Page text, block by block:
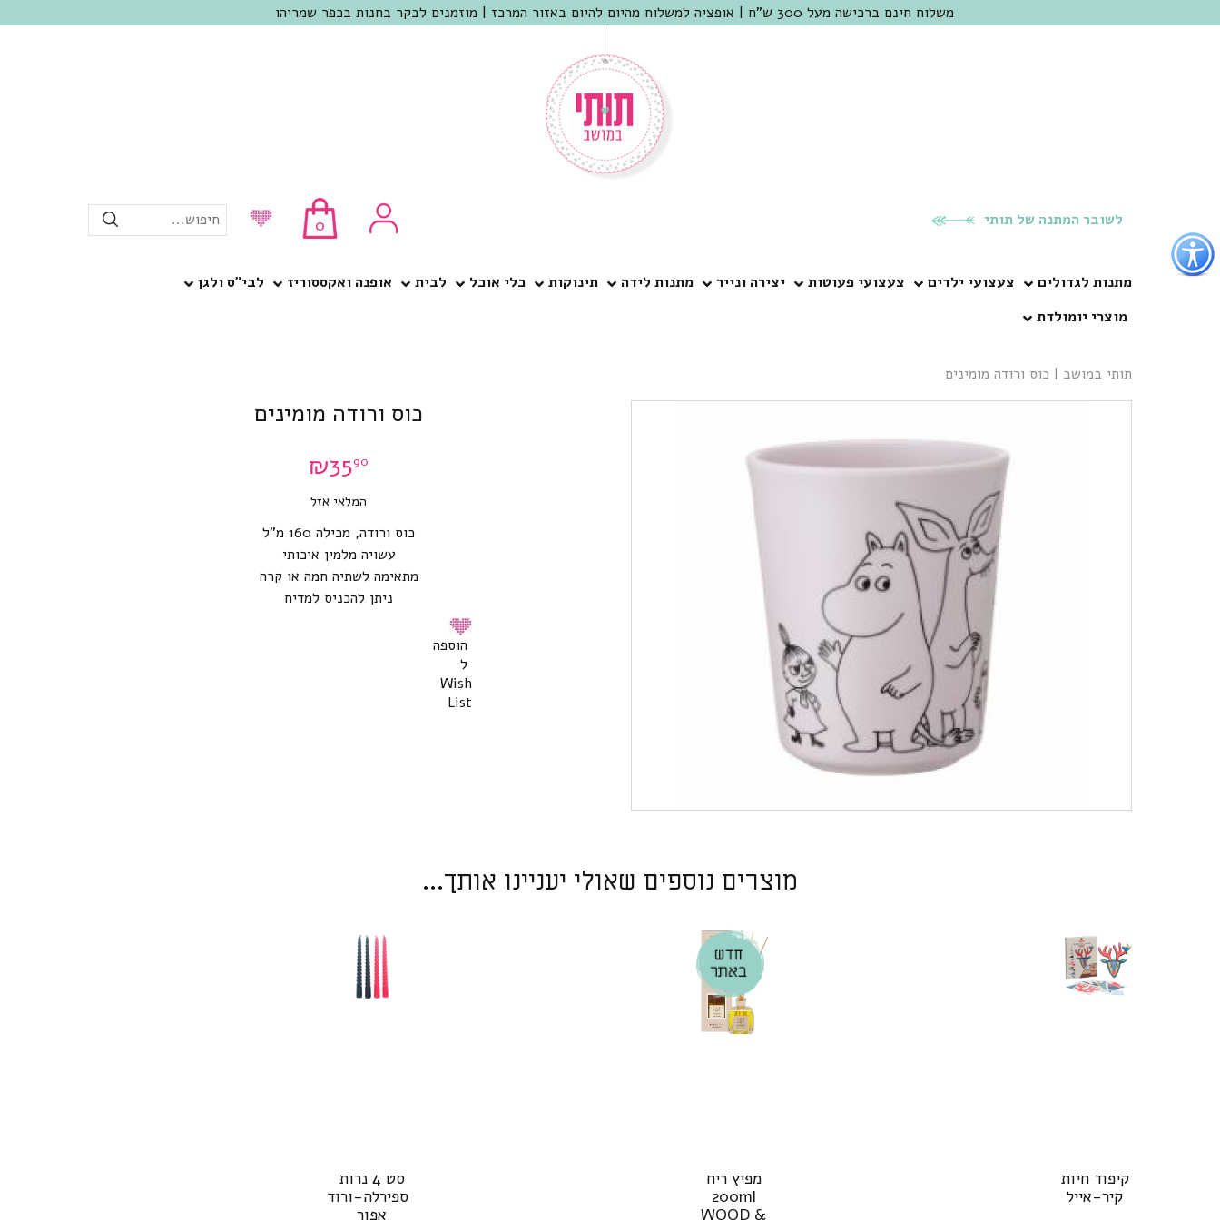
כפתור
לפתיחת
תפריט
נגישות
משלוח חינם ברכישה מעל 300 ש"ח | אופציה למשלוח מהיום להיום באזור המרכז | מוזמנים לבקר בחנות בכפר שמריהו
לשובר המתנה של תותי 0 חיפוש...
מתנות לגדולים צעצועי ילדים צעצועי פעוטות יצירה ונייר מתנות לידה תינוקות כלי אוכל לבית אופנה ואקססוריז
לבי”ס ולגן
מוצרי יומולדת
תותי במושב | כוס ורודה מומינים
כוס ורודה מומינים
₪3590
המלאי אזל
כוס ורודה, מכילה 160 מ”ל
עשויה מלמין איכותי
מתאימה לשתיה חמה או קרה
ניתן להכניס למדיח
הוספה
ל
Wish
List
מוצרים נוספים שאולי יעניינו אותך...
קיפוד חיות
קיר-אייל
מפיץ ריח
200ml
WOOD &
סט 4 נרות
ספירלה-ורוד
אפור